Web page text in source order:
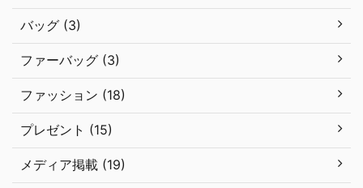
バッグ (3)
ファーバッグ (3)
ファッション (18)
プレゼント (15)
メディア掲載 (19)